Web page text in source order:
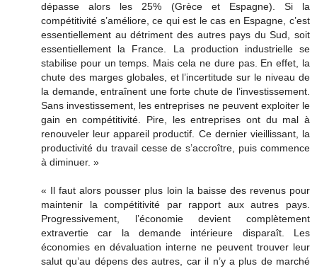
dépasse alors les 25% (Grèce et Espagne). Si la
compétitivité s’améliore, ce qui est le cas en Espagne, c’est
essentiellement au détriment des autres pays du Sud, soit
essentiellement la France. La production industrielle se
stabilise pour un temps. Mais cela ne dure pas. En effet, la
chute des marges globales, et l’incertitude sur le niveau de
la demande, entraînent une forte chute de l’investissement.
Sans investissement, les entreprises ne peuvent exploiter le
gain en compétitivité. Pire, les entreprises ont du mal à
renouveler leur appareil productif. Ce dernier vieillissant, la
productivité du travail cesse de s’accroître, puis commence
à diminuer. »
« Il faut alors pousser plus loin la baisse des revenus pour
maintenir la compétitivité par rapport aux autres pays.
Progressivement, l’économie devient complètement
extravertie car la demande intérieure disparaît. Les
économies en dévaluation interne ne peuvent trouver leur
salut qu’au dépens des autres, car il n’y a plus de marché